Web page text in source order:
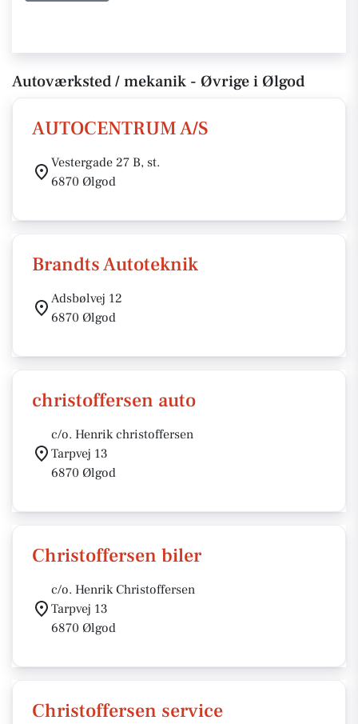
Autoværksted / mekanik - Øvrige i Ølgod
AUTOCENTRUM A/S
Vestergade 27 B, st.
6870 Ølgod
Brandts Autoteknik
Adsbølvej 12
6870 Ølgod
christoffersen auto
c/o. Henrik christoffersen
Tarpvej 13
6870 Ølgod
Christoffersen biler
c/o. Henrik Christoffersen
Tarpvej 13
6870 Ølgod
Christoffersen service